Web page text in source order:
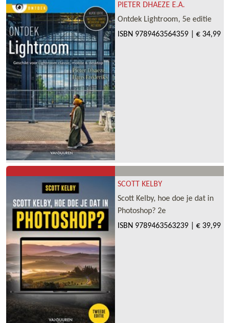
PIETER DHAEZE E.A.
Ontdek Lightroom, 5e editie
ISBN 9789463564359 € 34,99
SCOTT KELBY
Scott Kelby, hoe doe je dat in
Photoshop? 2e
ISBN 9789463563239 € 39,99